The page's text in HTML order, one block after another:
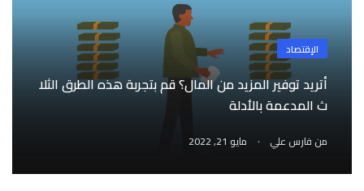
الإقتصاد
أتريد توفير المزيد من المال؟ قم بتجربة هذه الطرق الثلا
ث المدعمة بالأدلة
من فارس علي . مايو 21, 2022